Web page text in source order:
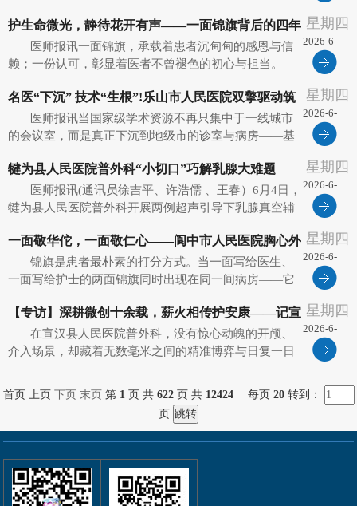
由废旧纸板创意拼接的手工作品……这些并非专业艺术
展品，而是医院医务人员亲手创...
护生命微光，静待花开有声——一面锦旗背后的四年
医患情
医师报讯一面锦旗，承载着患者沉甸甸的感恩与信
赖；一份认可，彰显着医者不曾褪色的初心与担当。
了一场跨越四年的温暖重逢。市民钟女士带着4岁多的儿
子，将一面写有“仁心厚德...
星期四
2026-6-
10
名医“下沉” 技术“生根”!乐山市人民医院双擎驱动筑
牢区域健康防线
医师报讯当国家级学术资源不再只集中于一线城市
的会议室，而是真正下沉到地级市的诊室与病房——基
民医院接连承办两场高规格医学学术活动——"重症医学
理论与核心技术实训全国...
星期四
2026-6-
10
犍为县人民医院普外科“小切口”巧解乳腺大难题
医师报讯(通讯员徐吉平、许浩儒 、王春）6月4日，
犍为县人民医院普外科开展两例超声引导下乳腺真空辅
观、快速恢复的优势，为广大乳腺结节患者提供安全、
高效、舒适的本土化诊疗服...
星期四
2026-6-
10
一面敬华佗，一面敬仁心——阆中市人民医院胸心外
科两面锦旗背后的"作风答卷"
锦旗是患者最朴素的打分方式。当一面写给医生、
一面写给护士的两面锦旗同时出现在同一间病房——它
的蜕变。 2026年6月3日下午，阆中市人民医院胸心外科
护士站迎来了一幕温...
星期四
2026-6-
10
【专访】深耕微创十余载，薪火相传护安康——记宣
汉县人民医院普外科党支部书记魏来
在宣汉县人民医院普外科，没有惊心动魄的开颅、
介入场景，却藏着无数毫米之间的精准博弈与日复一日
以来，魏来用十余年的深耕与匠心，在胃肠、肛肠、腹
壁疾病救治领域诠释着...
星期四
2026-6-
10
首页 上页 下页 末页第 1 页 共 622 页 共12424 每页 20 转到：
页